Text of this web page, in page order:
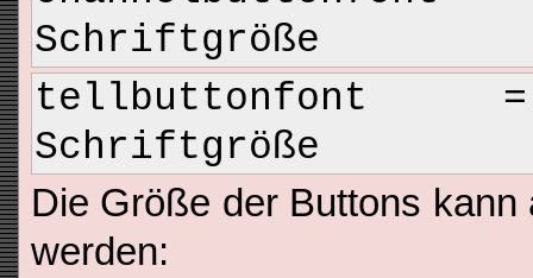
Schriftgröße
tellbuttonfont
Schriftgröße
Die Größe der Buttons
werden: